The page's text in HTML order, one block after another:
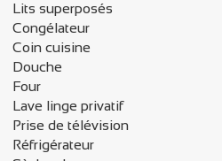
Lits superposés
Congélateur
Coin cuisine
Douche
Four
Lave linge privatif
Prise de télévision
Réfrigérateur